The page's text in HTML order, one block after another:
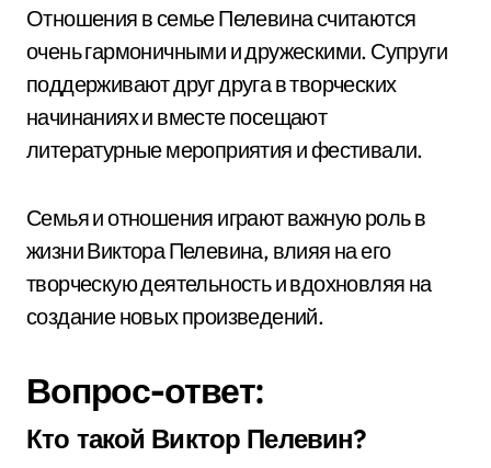
Отношения в семье Пелевина считаются
очень гармоничными и дружескими. Супруги
поддерживают друг друга в творческих
начинаниях и вместе посещают
литературные мероприятия и фестивали.
Семья и отношения играют важную роль в
жизни Виктора Пелевина, влияя на его
творческую деятельность и вдохновляя на
создание новых произведений.
Вопрос-ответ:
Кто такой Виктор Пелевин?